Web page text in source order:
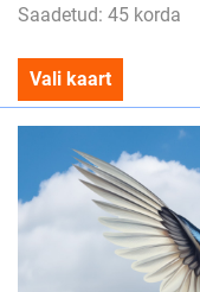
Saadetud: 45 korda
Vali kaart